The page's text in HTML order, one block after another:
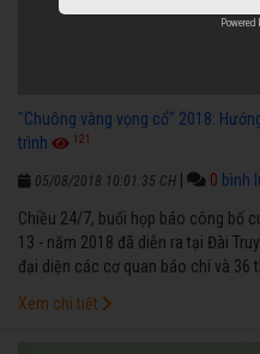
"Chuông vàng vọng cổ" 2018:
trình
121
05/08/2018 10:01:35 CH 0 bình
Chiều 24/7, buổi họp báo công bố
13 - năm 2018 đã diễn ra tại Đài
đại diện các cơ quan báo chí và 36
Xem chi tiết
Powered